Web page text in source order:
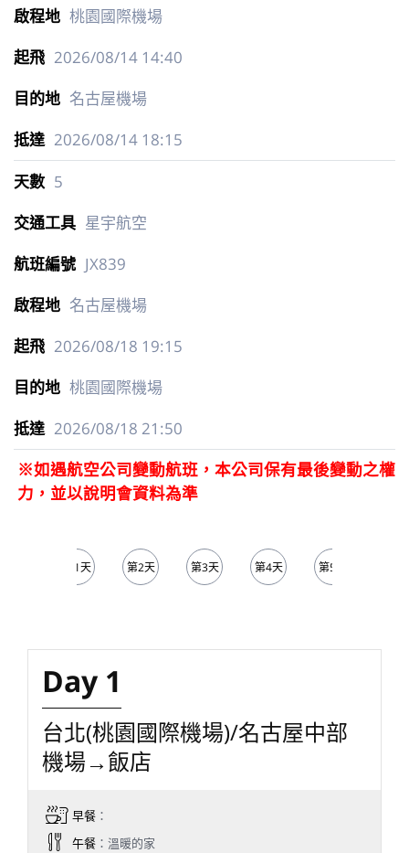
桃園國際機場
2026/08/14 14:40
名古屋機場
2026/08/14 18:15
5
星宇航空
JX839
名古屋機場
2026/08/18 19:15
桃園國際機場
2026/08/18 21:50
※如遇航空公司變動航班，本公司保有最後變動之權
力，並以說明會資料為準
第1天 第2天 第3天 第4天 第5天
Day 1
台北(桃園國際機場)/名古屋中部
機場→飯店
早餐 ：
午餐 ：溫暖的家